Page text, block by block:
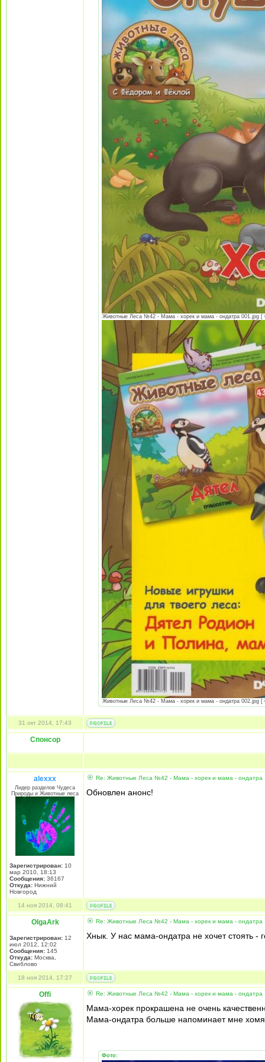
Животные Леса №42 - Мама - хорек и мама - ондатра 001.jpg [
Животные Леса №42 - Мама - хорек и мама - ондатра 002.jpg [
31 окт 2014, 17:43
Спонсор
alexxx
Лидер разделов Чудеса
Природы и Животные леса
Зарегистрирован: 10
мар 2010, 18:13
Сообщения: 36167
Откуда: Нижний
Новгород
Re: Животные Леса №42 - Мама - хорек и мама - ондатра
Обновлен анонс!
14 ноя 2014, 08:41
OlgaArk
Зарегистрирован: 12
июл 2012, 12:02
Сообщения: 145
Откуда: Москва,
Свиблово
Re: Животные Леса №42 - Мама - хорек и мама - ондатра
Хнык. У нас мама-ондатра не хочет стоять -
18 ноя 2014, 17:27
Offi Re: Животные Леса №42 - Мама - хорек и мама - ондатра
Мама-хорек прокрашена не очень
Мама-ондатра больше напоминает мне
Фото: